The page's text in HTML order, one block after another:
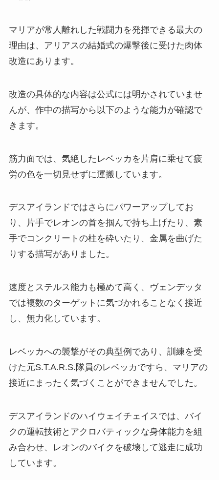
マリアが常人離れした戦闘力を発揮できる最大の
理由は、アリアスの結婚式の爆撃後に受けた肉体
改造にあります。
改造の具体的な内容は公式には明かされていませ
んが、作中の描写から以下のような能力が確認で
きます。
筋力面では、気絶したレベッカを片肩に乗せて疲
労の色を一切見せずに運搬しています。
デスアイランドではさらにパワーアップしてお
り、片手でレオンの首を掴んで持ち上げたり、素
手でコンクリートの柱を砕いたり、金属を曲げた
りする描写がありました。
速度とステルス能力も極めて高く、ヴェンデッタ
では複数のターゲットに気づかれることなく接近
し、無力化しています。
レベッカへの襲撃がその典型例であり、訓練を受
けた元S.T.A.R.S.隊員のレベッカですら、マリアの
接近にまったく気づくことができませんでした。
デスアイランドのハイウェイチェイスでは、バイ
クの運転技術とアクロバティックな身体能力を組
み合わせ、レオンのバイクを破壊して逃走に成功
しています。